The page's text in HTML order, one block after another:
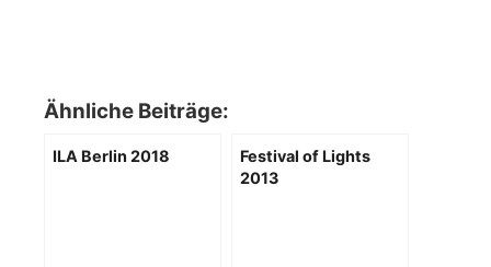
Ähnliche Beiträge:
ILA Berlin 2018
Festival of Lights
2013